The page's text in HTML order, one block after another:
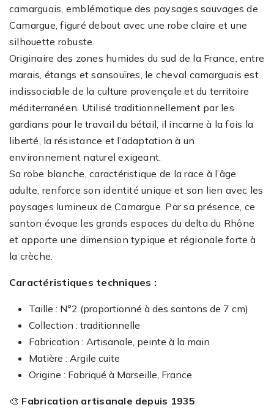
camarguais, emblématique des paysages sauvages de
Camargue, figuré debout avec une robe claire et une
silhouette robuste.
Originaire des zones humides du sud de la France, entre
marais, étangs et sansouïres, le cheval camarguais est
indissociable de la culture provençale et du territoire
méditerranéen. Utilisé traditionnellement par les
gardians pour le travail du bétail, il incarne à la fois la
liberté, la résistance et l’adaptation à un
environnement naturel exigeant.
Sa robe blanche, caractéristique de la race à l’âge
adulte, renforce son identité unique et son lien avec les
paysages lumineux de Camargue. Par sa présence, ce
santon évoque les grands espaces du delta du Rhône
et apporte une dimension typique et régionale forte à
la crèche.
Caractéristiques techniques :
Taille : N°2 (proportionné à des santons de 7 cm)
Collection : traditionnelle
Fabrication : Artisanale, peinte à la main
Matière : Argile cuite
Origine : Fabriqué à Marseille, France
🎨 Fabrication artisanale depuis 1935